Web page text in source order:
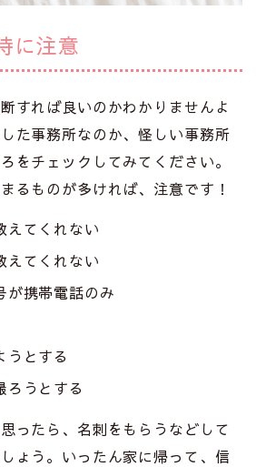
に注意
すれば良いのかわかりませんよ
た事務所なのか、怪しい事務所
をチェックしてみてください。
るものが多ければ、注意です！
えてくれない
えてくれない
が携帯電話のみ
うとする
ろうとする
ったら、名刺をもらうなどして
ょう。いったん家に帰って、信